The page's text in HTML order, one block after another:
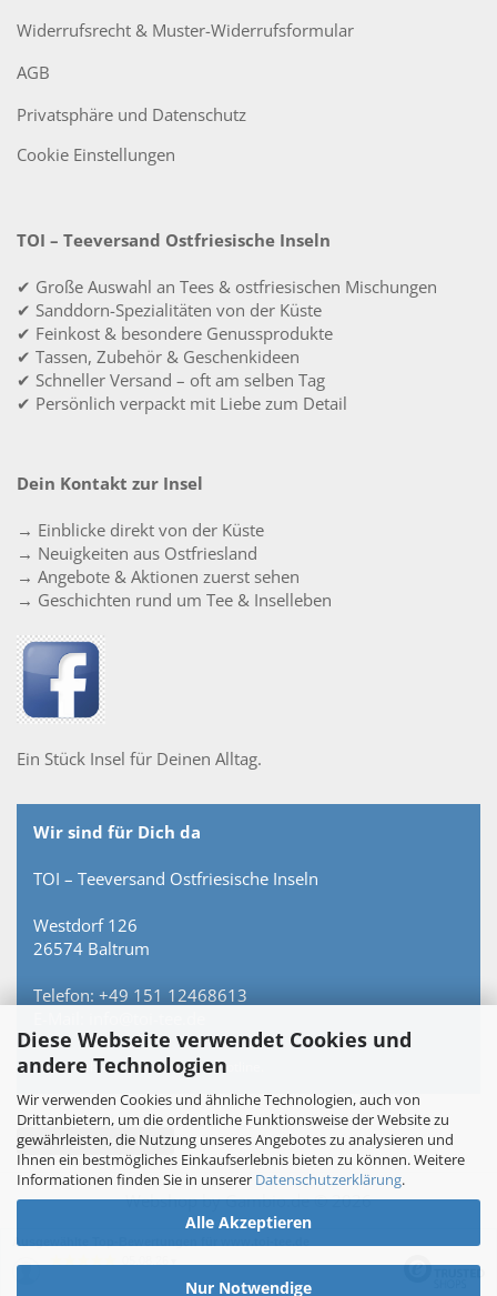
Diese Webseite verwendet Cookies und
andere Technologien
Wir verwenden Cookies und ähnliche Technologien, auch von
Drittanbietern, um die ordentliche Funktionsweise der Website zu
gewährleisten, die Nutzung unseres Angebotes zu analysieren und
Ihnen ein bestmögliches Einkaufserlebnis bieten zu können. Weitere
Informationen finden Sie in unserer Datenschutzerklärung.
Alle Akzeptieren
Nur Notwendige
Widerrufsrecht & Muster-Widerrufsformular
AGB
Privatsphäre und Datenschutz
Cookie Einstellungen
TOI – Teeversand Ostfriesische Inseln
✔ Große Auswahl an Tees & ostfriesischen Mischungen
✔ Sanddorn-Spezialitäten von der Küste
✔ Feinkost & besondere Genussprodukte
✔ Tassen, Zubehör & Geschenkideen
✔ Schneller Versand – oft am selben Tag
✔ Persönlich verpackt mit Liebe zum Detail
Dein Kontakt zur Insel
→ Einblicke direkt von der Küste
→ Neuigkeiten aus Ostfriesland
→ Angebote & Aktionen zuerst sehen
→ Geschichten rund um Tee & Inselleben
Ein Stück Insel für Deinen Alltag.
Wir sind für Dich da
TOI – Teeversand Ostfriesische Inseln
Westdorf 126
26574 Baltrum
Telefon: +49 151 12468613
Persönlich erreichbar – keine Hotline.
Vertrag widerrufen
Webshopby Gambio.de © 2026
Ausgewählte Top-Bewertungen für www.toi-tee.de